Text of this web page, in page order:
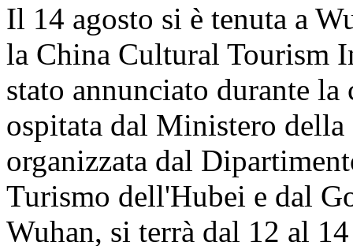
Il 14 agosto si è tenuta a
la China Cultural Tourism
stato annunciato durante
ospitata dal Ministero
organizzata dal
Turismo dell'Hubei e dal
Wuhan, si terrà dal 12 al